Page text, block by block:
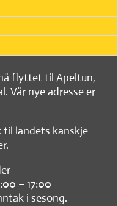
flyttet til Apeltun,
Vår nye adresse er
til landets kanskje
– 17:00
i sesong.